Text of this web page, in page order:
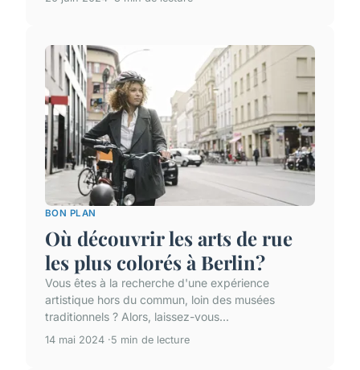
BON PLAN
Où découvrir les arts de rue
les plus colorés à Berlin?
Vous êtes à la recherche d'une expérience
artistique hors du commun, loin des musées
traditionnels ? Alors, laissez-vous...
14 mai 2024 5 min de lecture